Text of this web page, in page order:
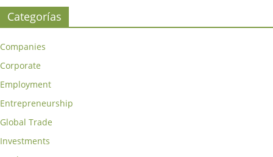
Categorías
Companies
Corporate
Employment
Entrepreneurship
Global Trade
Investments